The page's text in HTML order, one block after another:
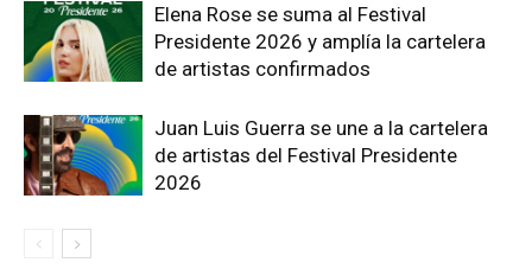
Elena Rose se suma al Festival
Presidente 2026 y amplía la cartelera
de artistas confirmados
Juan Luis Guerra se une a la cartelera
de artistas del Festival Presidente
2026